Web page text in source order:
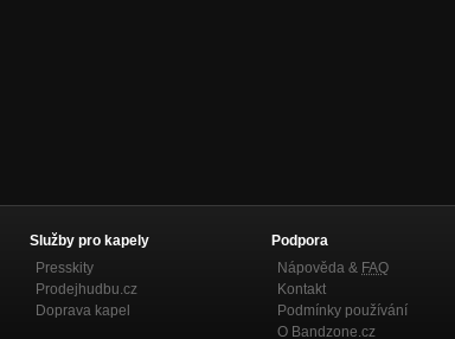
Služby pro kapely
Presskity
Prodejhudbu.cz
Doprava kapel
Podpora
Nápověda & FAQ
Kontakt
Podmínky používání
O Bandzone.cz